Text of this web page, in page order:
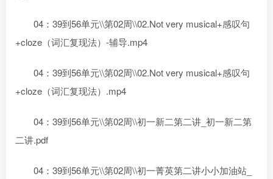
04：39到56单元\\第02周\\02.Not very musical+感叹句
+cloze（词汇复现法）-辅导.mp4
04：39到56单元\\第02周\\02.Not very musical+感叹句
+cloze（词汇复现法）.mp4
04：39到56单元\\第02周\\初一新二第二讲_初一新二第
二讲.pdf
04：39到56单元\\第02周\\初一菁英第二讲小小加油站_